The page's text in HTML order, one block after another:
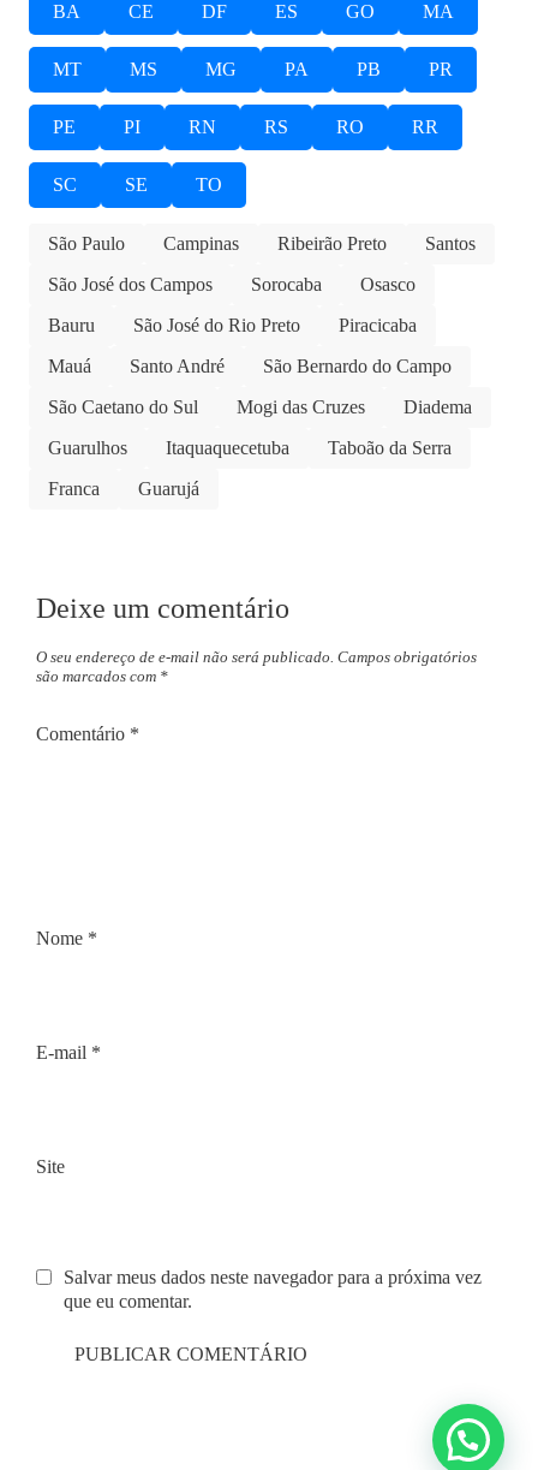
BA CE DF ES GO MA
MT MS MG PA PB PR
PE PI RN RS RO RR
SC SE TO
São Paulo Campinas Ribeirão Preto
Santos
São José dos Campos
Sorocaba
Osasco
Bauru
São José do Rio Preto
Piracicaba
Mauá
Santo André
São Bernardo do Campo
São Caetano do Sul
Mogi das Cruzes
Diadema
Guarulhos
Itaquaquecetuba
Taboão da Serra
Franca
Guarujá
Deixe um comentário
O seu endereço de e-mail não será publicado. Campos obrigatórios
são marcados com *
Comentário *
Nome *
E-mail *
Site
Salvar meus dados neste navegador para a próxima vez
que eu comentar.